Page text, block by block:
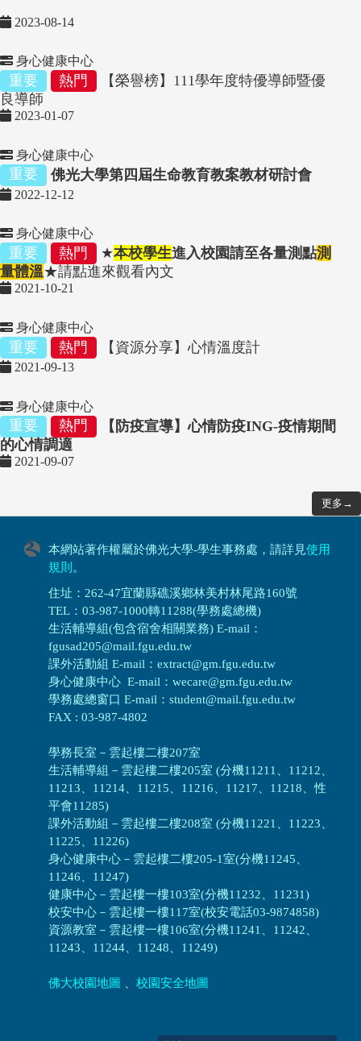
2023-08-14
身心健康中心
重要 熱門
【榮譽榜】111學年度特優導師暨優
良導師
2023-01-07
身心健康中心
重要 佛光大學第四屆生命教育教案教材研討會
2022-12-12
身心健康中心
重要 熱門 ★本校學生進入校園請至各量測點測
量體溫★請點進來觀看內文
2021-10-21
身心健康中心
重要 熱門 【資源分享】心情溫度計
2021-09-13
身心健康中心
重要 熱門
【防疫宣導】心情防疫ING-疫情期間
的心情調適
2021-09-07
更多→
本網站著作權屬於佛光大學-學生事務處，請詳見使用
規則 。
住址：262-47宜蘭縣礁溪鄉林美村林尾路160號
TEL：03-987-1000轉11288(學務處總機)
生活輔導組(包含宿舍相關業務) E-mail：
fgusad205@mail.fgu.edu.tw
課外活動組 E-mail：extract@gm.fgu.edu.tw
身心健康中心 E-mail：wecare@gm.fgu.edu.tw
學務處總窗口 E-mail：student@mail.fgu.edu.tw
FAX : 03-987-4802
學務長室－雲起樓二樓207室
生活輔導組 － 雲起樓二樓205室 (分機11211、11212、
11213、11214、11215、11216、11217、11218、性
平會11285)
課外活動組 － 雲起樓二樓208室 (分機11221、11223、
11225、11226)
身心健康中心 － 雲起樓二樓205-1室(分機11245、
11246、11247)
健康中心－ 雲起樓一樓103室(分機11232、11231)
校安中心－ 雲起樓一樓117室(校安電話03-9874858)
資源教室 － 雲起樓一樓106室(分機11241、11242、
11243、11244、11248、11249)
佛大校園地圖 、 校園安全地圖